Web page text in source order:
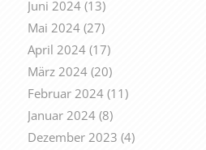
Juni 2024(13)
Mai 2024(27)
April 2024(17)
März 2024(20)
Februar 2024(11)
Januar 2024(8)
Dezember 2023 (4)